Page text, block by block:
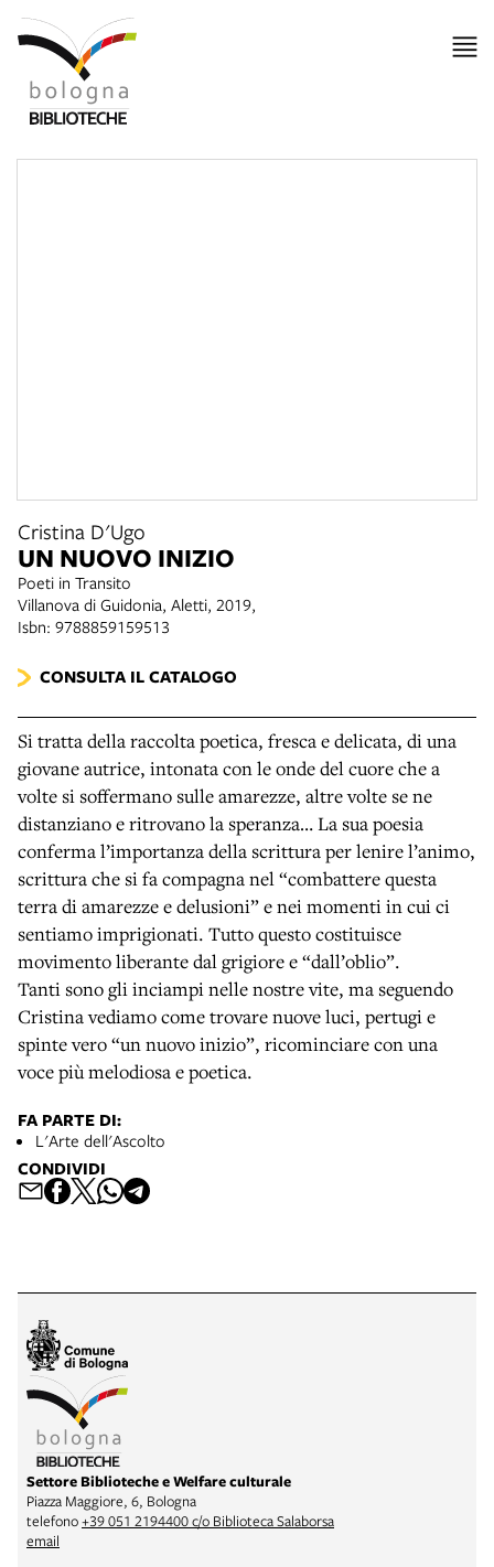
Cristina D'Ugo
UN NUOVO INIZIO
Poeti in Transito
Villanova di Guidonia, Aletti, 2019,
Isbn: 9788859159513
CONSULTA IL CATALOGO
Si tratta della raccolta poetica, fresca e delicata, di una
giovane autrice, intonata con le onde del cuore che a
volte si soffermano sulle amarezze, altre volte se ne
distanziano e ritrovano la speranza… La sua poesia
conferma l’importanza della scrittura per lenire l’animo,
scrittura che si fa compagna nel “combattere questa
terra di amarezze e delusioni” e nei momenti in cui ci
sentiamo imprigionati. Tutto questo costituisce
movimento liberante dal grigiore e “dall’oblio”.
Tanti sono gli inciampi nelle nostre vite, ma seguendo
Cristina vediamo come trovare nuove luci, pertugi e
spinte vero “un nuovo inizio”, ricominciare con una
voce più melodiosa e poetica.
FA PARTE DI:
L'Arte dell'Ascolto
CONDIVIDI
Settore Biblioteche e Welfare culturale
Piazza Maggiore, 6, Bologna
telefono+39 051 2194400 c/o Biblioteca Salaborsa
email